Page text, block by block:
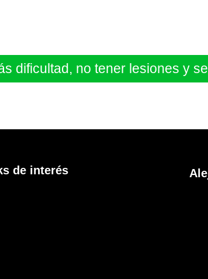
dificultad, no tener lesiones y
de interés